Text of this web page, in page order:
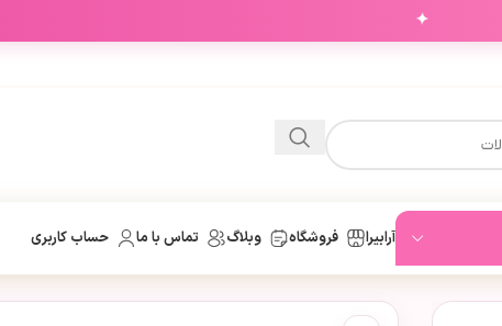
✦
آرابیرا فروشگاه وبلاگ تماس با ما حساب کاربری